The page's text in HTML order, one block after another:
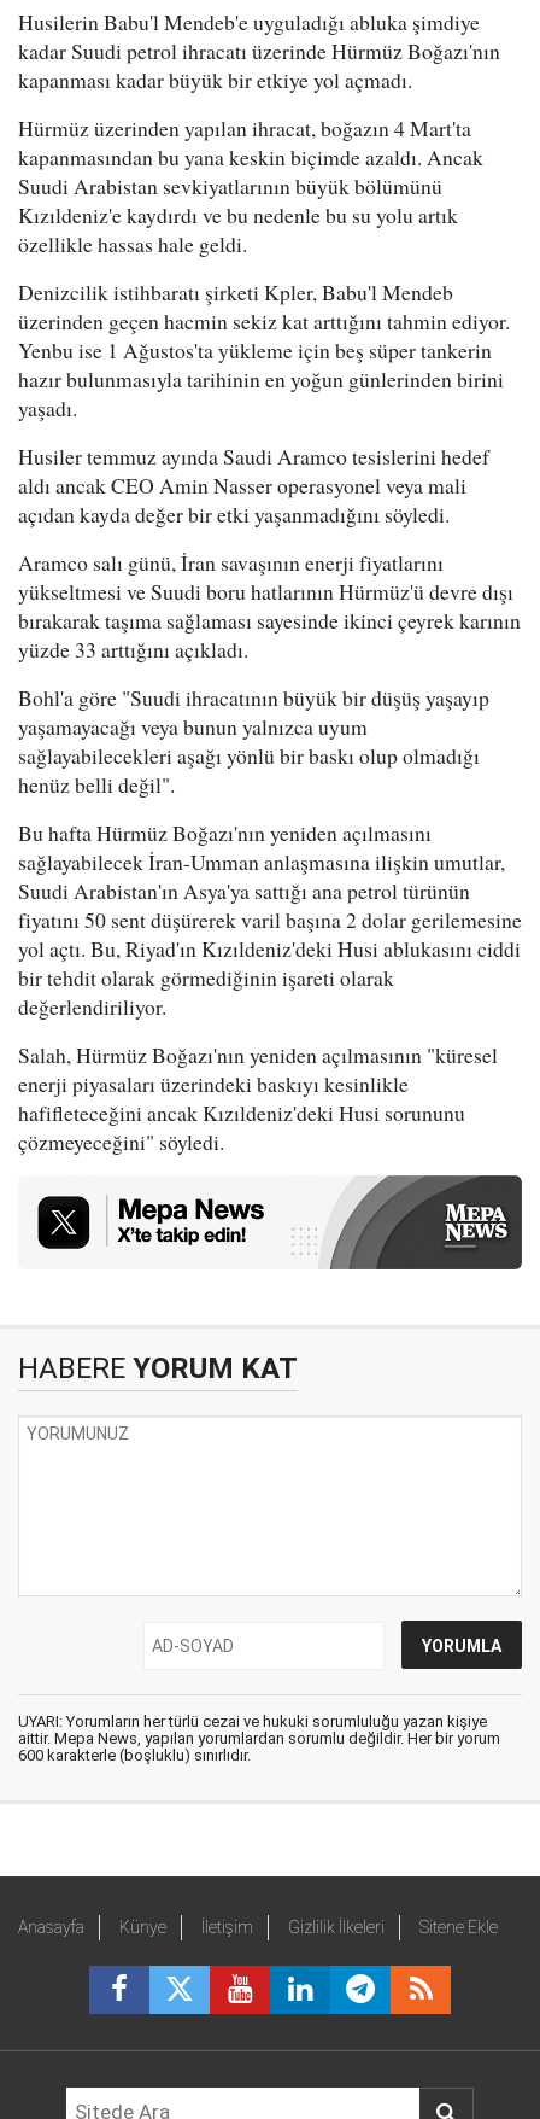
Husilerin Babu'l Mendeb'e uyguladığı abluka şimdiye
kadar Suudi petrol ihracatı üzerinde Hürmüz Boğazı'nın
kapanması kadar büyük bir etkiye yol açmadı.
Hürmüz üzerinden yapılan ihracat, boğazın 4 Mart'ta
kapanmasından bu yana keskin biçimde azaldı. Ancak
Suudi Arabistan sevkiyatlarının büyük bölümünü
Kızıldeniz'e kaydırdı ve bu nedenle bu su yolu artık
özellikle hassas hale geldi.
Denizcilik istihbaratı şirketi Kpler, Babu'l Mendeb
üzerinden geçen hacmin sekiz kat arttığını tahmin ediyor.
Yenbu ise 1 Ağustos'ta yükleme için beş süper tankerin
hazır bulunmasıyla tarihinin en yoğun günlerinden birini
yaşadı.
Husiler temmuz ayında Saudi Aramco tesislerini hedef
aldı ancak CEO Amin Nasser operasyonel veya mali
açıdan kayda değer bir etki yaşanmadığını söyledi.
Aramco salı günü, İran savaşının enerji fiyatlarını
yükseltmesi ve Suudi boru hatlarının Hürmüz'ü devre dışı
bırakarak taşıma sağlaması sayesinde ikinci çeyrek karının
yüzde 33 arttığını açıkladı.
Bohl'a göre "Suudi ihracatının büyük bir düşüş yaşayıp
yaşamayacağı veya bunun yalnızca uyum
sağlayabilecekleri aşağı yönlü bir baskı olup olmadığı
henüz belli değil".
Bu hafta Hürmüz Boğazı'nın yeniden açılmasını
sağlayabilecek İran-Umman anlaşmasına ilişkin umutlar,
Suudi Arabistan'ın Asya'ya sattığı ana petrol türünün
fiyatını 50 sent düşürerek varil başına 2 dolar gerilemesine
yol açtı. Bu, Riyad'ın Kızıldeniz'deki Husi ablukasını ciddi
bir tehdit olarak görmediğinin işareti olarak
değerlendiriliyor.
Salah, Hürmüz Boğazı'nın yeniden açılmasının "küresel
enerji piyasaları üzerindeki baskıyı kesinlikle
hafifleteceğini ancak Kızıldeniz'deki Husi sorununu
çözmeyeceğini" söyledi.
HABERE YORUM KAT
UYARI: Yorumların her türlü cezai ve hukuki sorumluluğu yazan kişiye
aittir. Mepa News, yapılan yorumlardan sorumlu değildir. Her bir yorum
600 karakterle (boşluklu) sınırlıdır.
Anasayfa Künye İletişim Gizlilik İlkeleri Sitene Ekle